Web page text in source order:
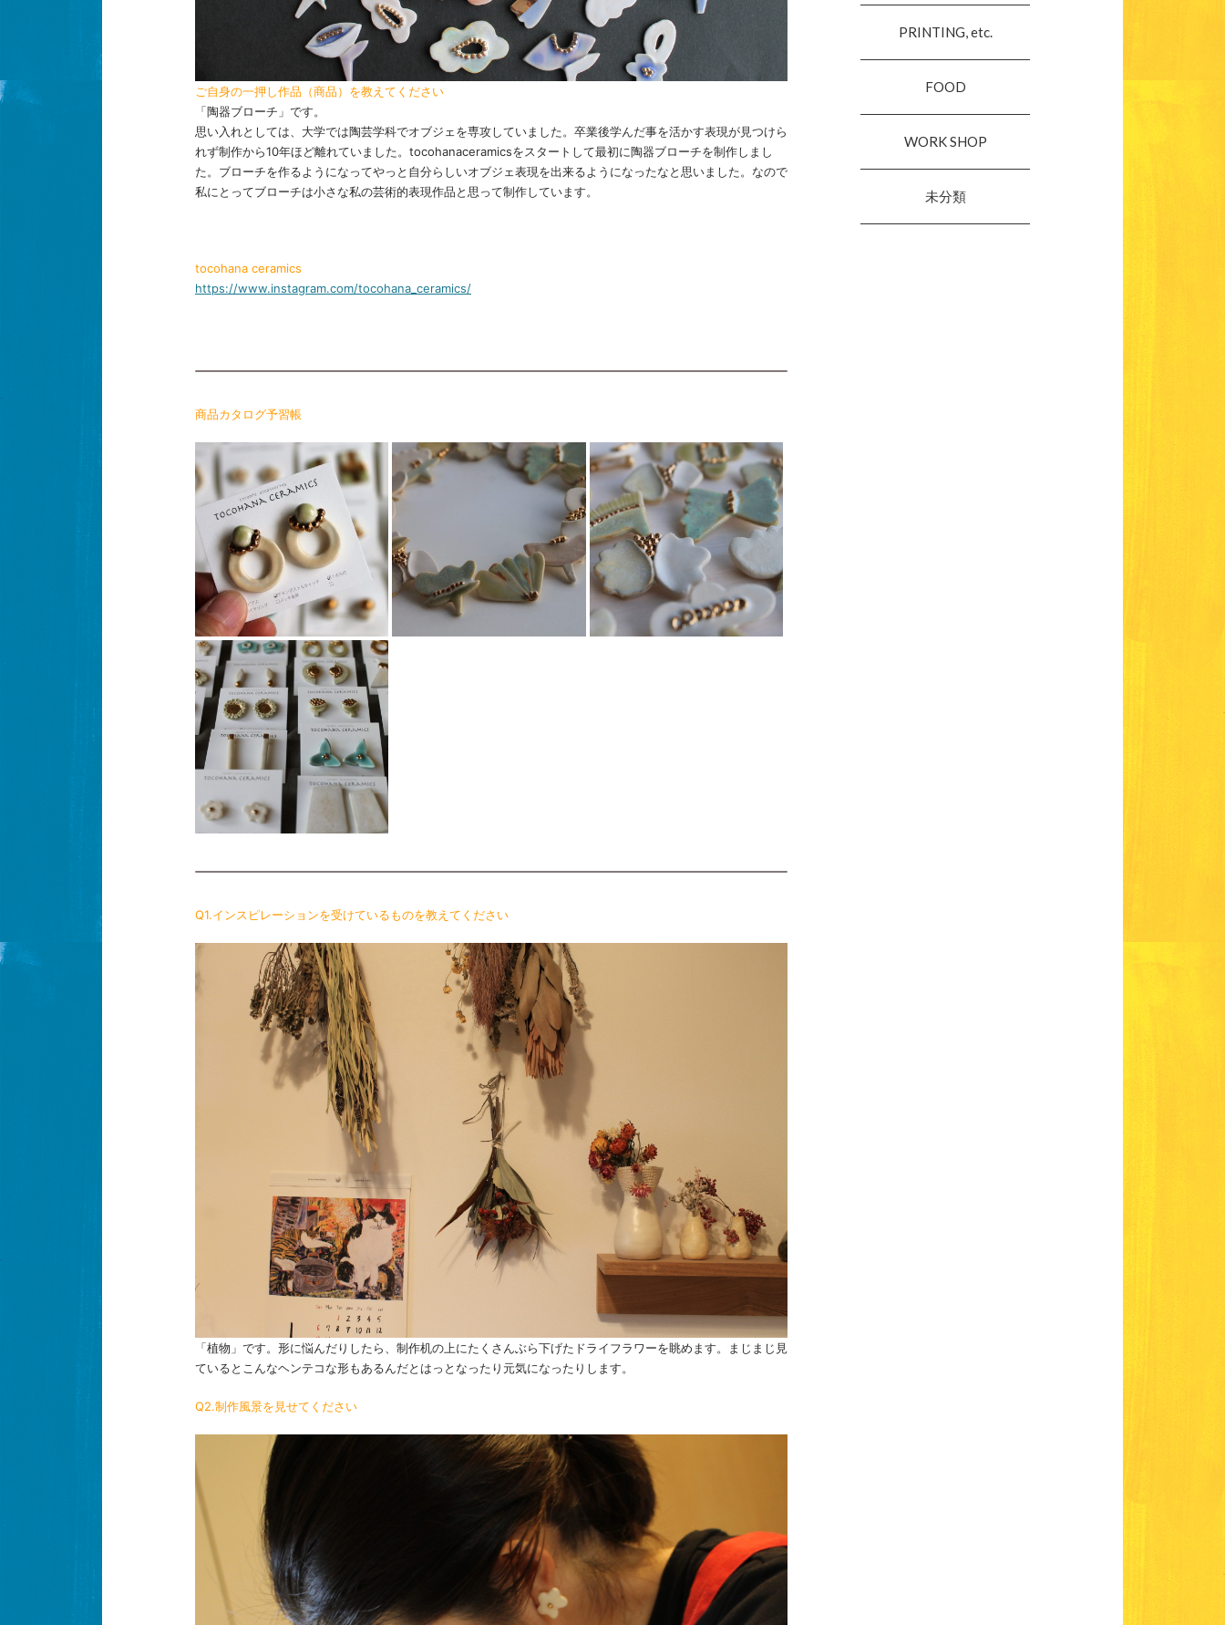
ご自身の一押し作品（商品）を教えてください
「陶器ブローチ」です。
思い入れとしては、大学では陶芸学科でオブジェを専攻していました。卒業後学んだ事を活かす表現が見つけら
れず制作から10年ほど離れていました。tocohanaceramicsをスタートして最初に陶器ブローチを制作しまし
た。ブローチを作るようになってやっと自分らしいオブジェ表現を出来るようになったなと思いました。なので
私にとってブローチは小さな私の芸術的表現作品と思って制作しています。
tocohana ceramics
https://www.instagram.com/tocohana_ceramics/
商品カタログ予習帳
Q1.インスピレーションを受けているものを教えてください
「植物」です。形に悩んだりしたら、制作机の上にたくさんぶら下げたドライフラワーを眺めます。まじまじ見
ているとこんなヘンテコな形もあるんだとはっとなったり元気になったりします。
Q2.制作風景を見せてください
PRINTING, etc.
FOOD
WORK SHOP
未分類